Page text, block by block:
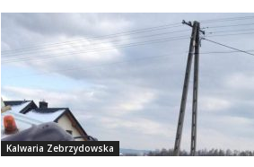
Kalwaria Zebrzydowska